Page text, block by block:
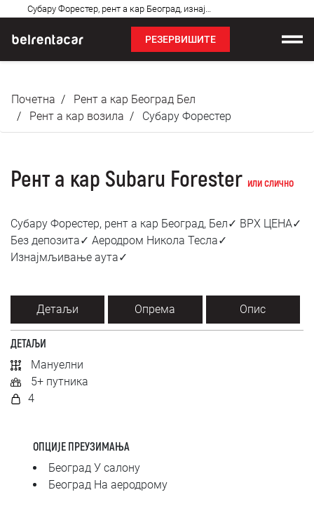
Субару Форестер, рент а кар Београд, изнајмљивање аута: Бел✓
питања
РЕЗЕРВИШИТЕ
Цене
О нама
Најчешћа питања
Блог
SRPSKI
СРПСКИ
ENGLISH
Почетна
Рент а кар Београд Бел
Рент а кар возила
Субару Форестер
Рент а кар Subaru Forester или слично
Субару Форестер, рент а кар Београд, Бел✓ ВРХ ЦЕНА✓
Без депозита✓ Аеродром Никола Тесла✓
Изнајмљивање аута✓
Детаљи Опрема Опис
ДЕТАЉИ
Мануелни
5+ путника
4
ОПЦИЈЕ ПРЕУЗИМАЊА
Београд У салону
Београд На аеродрому